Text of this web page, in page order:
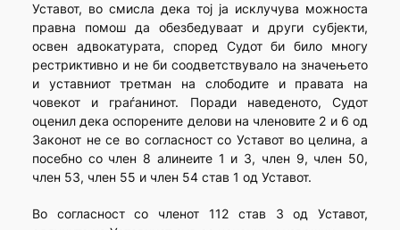
Уставот, во смисла дека тој ја исклучува можноста
правна помош да обезбедуваат и други субјекти,
освен адвокатурата, според Судот би било многу
рестриктивно и не би соодветствувало на значењето
и уставниот третман на слободите и правата на
човекот и граѓанинот. Поради наведеното, Судот
оценил дека оспорените делови на членовите 2 и 6 од
Законот не се во согласност со Уставот во целина, а
посебно со член 8 алинеите 1 и 3, член 9, член 50,
член 53, член 55 и член 54 став 1 од Уставот.
Во согласност со членот 112 став 3 од Уставот,